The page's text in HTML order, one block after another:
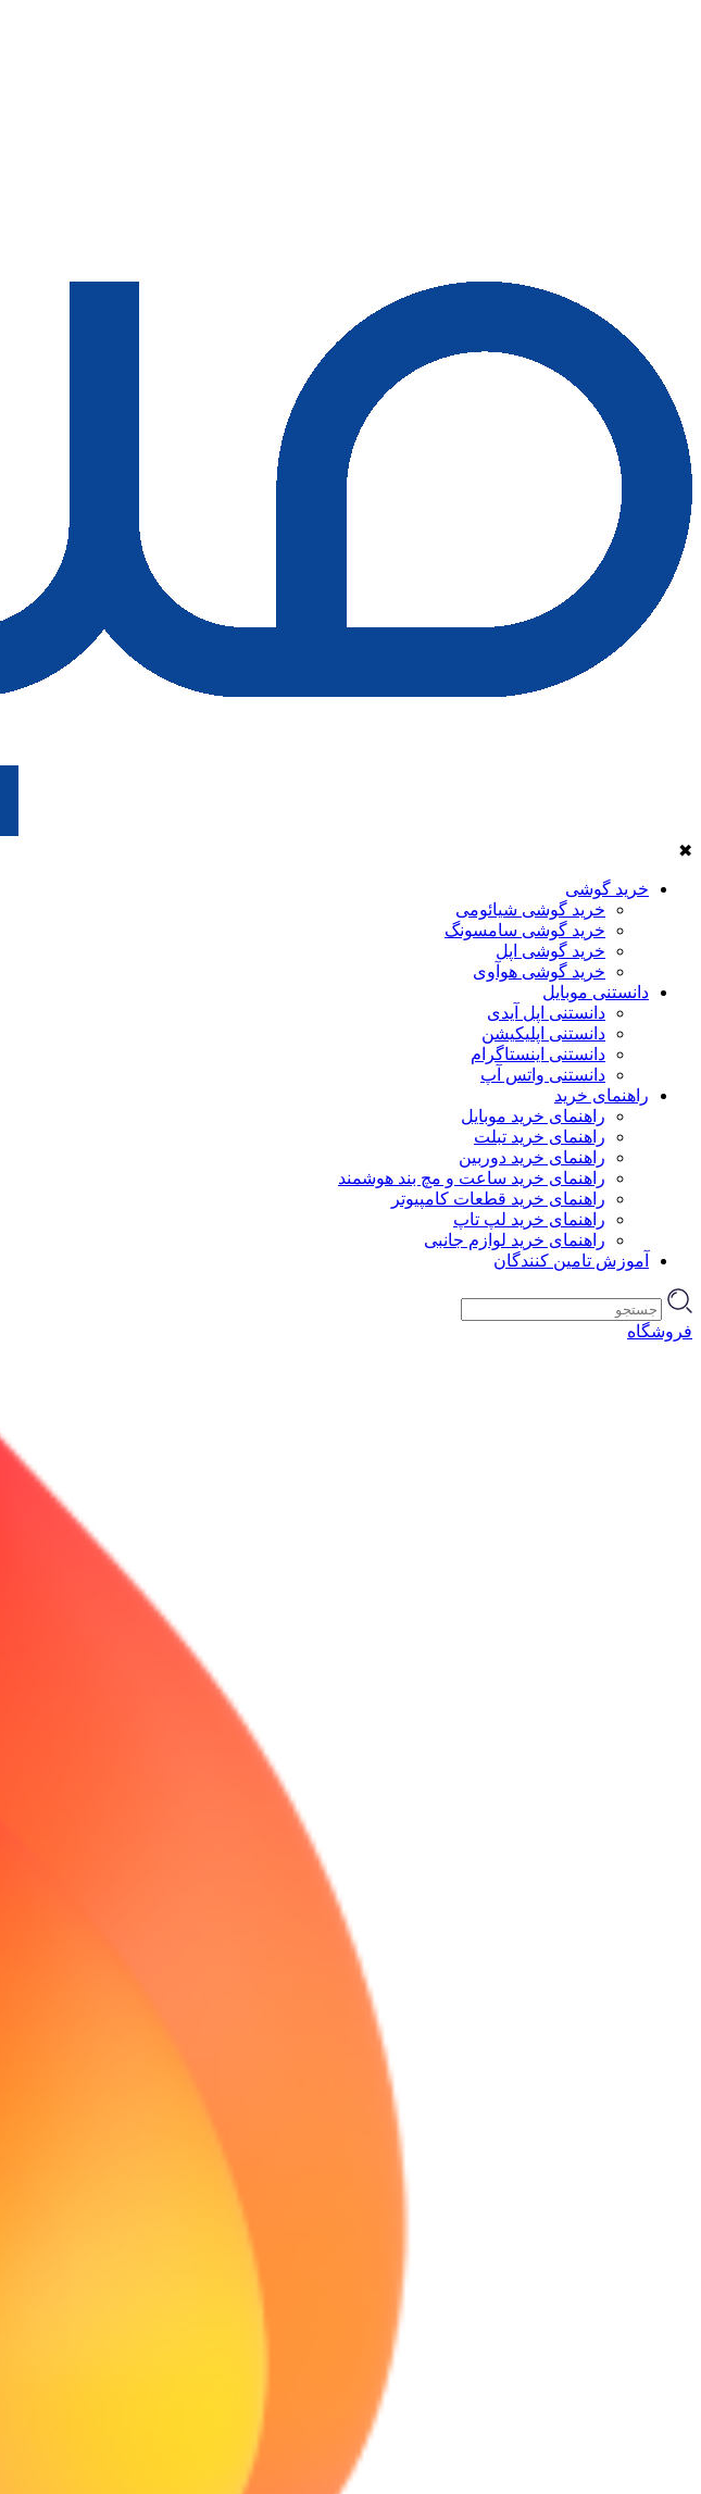
✖
خرید گوشی
خرید گوشی شیائومی
خرید گوشی سامسونگ
خرید گوشی اپل
خرید گوشی هوآوی
دانستنی موبایل
دانستنی اپل آیدی
دانستنی اپلیکیشن
دانستنی اینستاگرام
دانستنی واتس آپ
راهنمای خرید
راهنمای خرید موبایل
راهنمای خرید تبلت
راهنمای خرید دوربین
راهنمای خرید ساعت و مچ بند هوشمند
راهنمای خرید قطعات کامپیوتر
راهنمای خرید لپ تاپ
راهنمای خرید لوازم جانبی
آموزش تامین کنندگان
فروشگاه